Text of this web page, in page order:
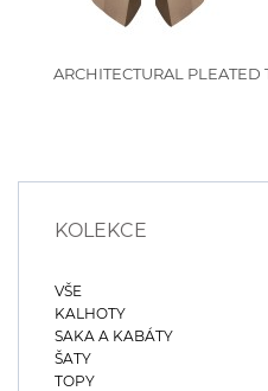
ARCHITECTURAL PLEATED
KOLEKCE
VŠE
KALHOTY
SAKA A KABÁTY
ŠATY
TOPY